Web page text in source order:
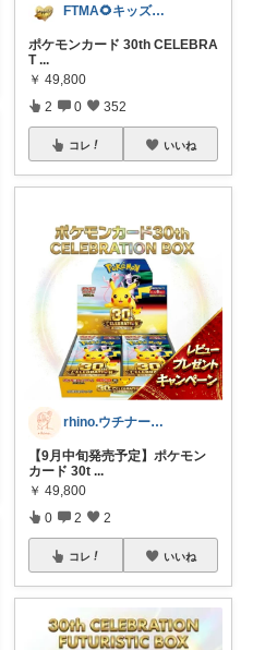
FTMA🌻キッズ⭐コスメ⭐フード
ポケモンカード 30th CELEBRA
T ...
￥ 49,800
2 0 352
コレ いいね
rhino.ウチナーママの暮らし
【9月中旬発売予定】ポケモン
カード 30t ...
￥ 49,800
0 2 2
コレ いいね